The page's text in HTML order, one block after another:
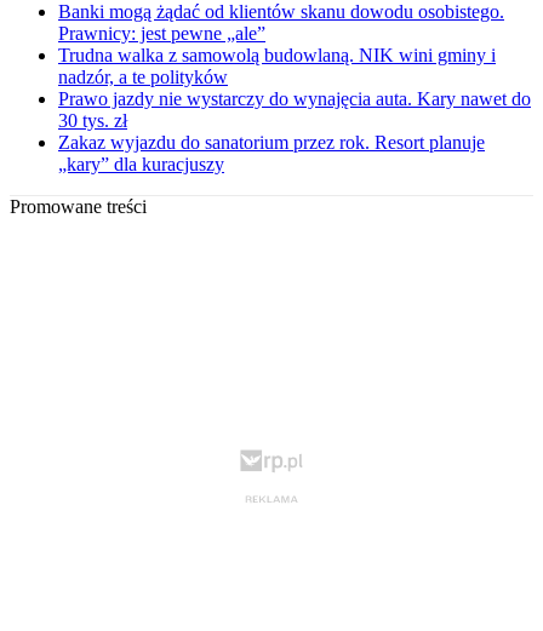
Banki mogą żądać od klientów skanu dowodu osobistego.
Prawnicy: jest pewne „ale”
Trudna walka z samowolą budowlaną. NIK wini gminy i
nadzór, a te polityków
Prawo jazdy nie wystarczy do wynajęcia auta. Kary nawet do
30 tys. zł
Zakaz wyjazdu do sanatorium przez rok. Resort planuje
„kary” dla kuracjuszy
Promowane treści